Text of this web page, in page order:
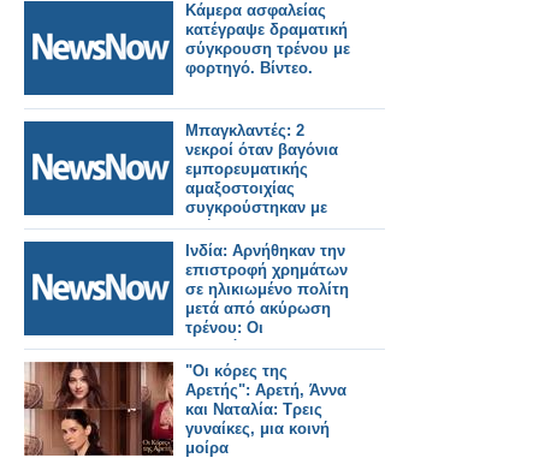
Κάμερα ασφαλείας
κατέγραψε δραματική
σύγκρουση τρένου με
φορτηγό. Βίντεο.
Μπαγκλαντές: 2
νεκροί όταν βαγόνια
εμπορευματικής
αμαξοστοιχίας
συγκρούστηκαν με
οχήματα.
Ινδία: Αρνήθηκαν την
επιστροφή χρημάτων
σε ηλικιωμένο πολίτη
μετά από ακύρωση
τρένου: Οι
σιδηρόδρομοι
διατάχθηκαν να
καταβάλουν
αποζημίωση 25.000
Ρουπίες.
"Οι κόρες της
Αρετής": Αρετή, Άννα
και Ναταλία: Τρεις
γυναίκες, μια κοινή
μοίρα